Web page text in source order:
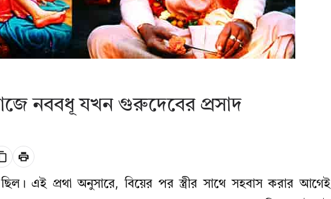
নববধূ যখন গুরুদেবের প্রসাদ
এই প্রথা অনুসারে, বিয়ের পর স্ত্রীর সাথে সহবাস করার আগেই